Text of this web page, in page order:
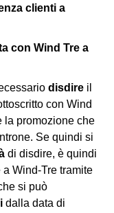
clienti a
con Wind Tre a
disdire il
con Wind
la promozione che
Se quindi si
di disdire, è quindi
Wind-Tre tramite
si può
dalla data di